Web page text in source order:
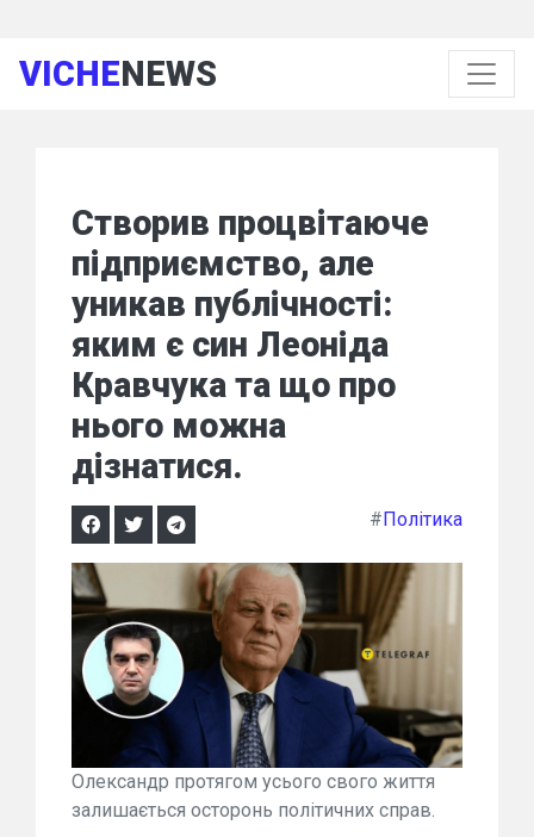
VICHENEWS
Створив процвітаюче
підприємство, але
уникав публічності:
яким є син Леоніда
Кравчука та що про
нього можна
дізнатися.
#Політика
Олександр протягом усього свого життя
залишається осторонь політичних справ.